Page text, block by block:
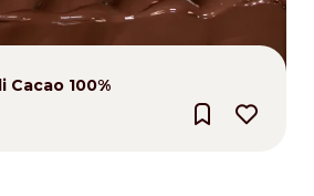
Cacao 100%